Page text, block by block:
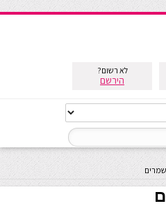
לא רשום?
הירשם